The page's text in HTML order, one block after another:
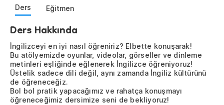
Ders Eğitmen
Ders Hakkında
İngilizceyi en iyi nasıl öğreniriz? Elbette konuşarak!
Bu atölyemizde oyunlar, videolar, görseller ve dinleme
metinleri eşliğinde eğlenerek İngilizce öğreniyoruz!
Üstelik sadece dili değil, aynı zamanda İngiliz kültürünü
de öğreneceğiz.
Bol bol pratik yapacağımız ve rahatça konuşmayı
öğreneceğimiz dersimize seni de bekliyoruz!